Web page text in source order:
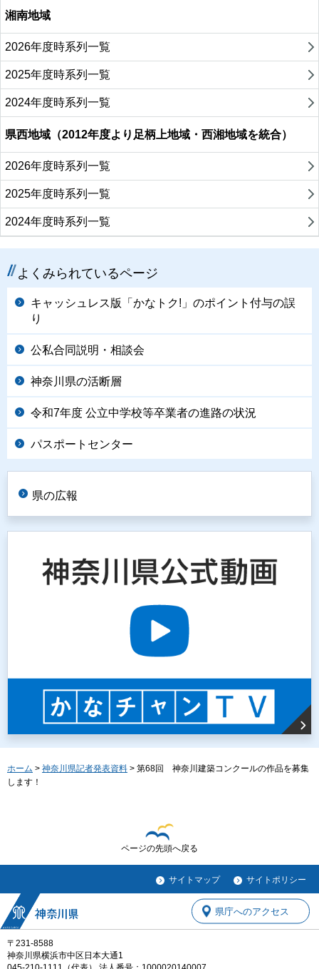
湘南地域
2026年度時系列一覧
2025年度時系列一覧
2024年度時系列一覧
県西地域（2012年度より足柄上地域・西湘地域を統合）
2026年度時系列一覧
2025年度時系列一覧
2024年度時系列一覧
よくみられているページ
キャッシュレス版「かなトク!」のポイント付与の誤
り
公私合同説明・相談会
神奈川県の活断層
令和7年度 公立中学校等卒業者の進路の状況
パスポートセンター
県の広報
ホーム > 神奈川県記者発表資料 > 第68回 神奈川建築コンクールの作品を募集
します！
ページの先頭へ戻る
サイトマップ サイトポリシー
〒231-8588
神奈川県横浜市中区日本大通1
県庁へのアクセス